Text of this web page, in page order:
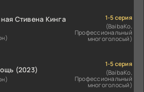
Стивена Кинга
1-5 серия
(BaibaKo,
Профессиональный
многоголосый)
(2023)
1-5 серия
(BaibaKo,
Профессиональный
многоголосый)